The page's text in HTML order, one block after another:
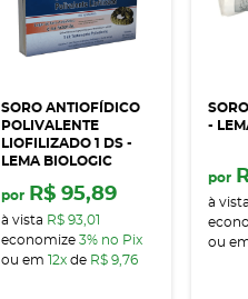
SORO ANTIOFÍDICO
POLIVALENTE
LIOFILIZADO 1 DS -
LEMA BIOLOGIC
por R$ 95,89
à vista R$ 93,01
economize3% no Pix
ou em
12x de R$ 9,76
-
por
à vista
ou